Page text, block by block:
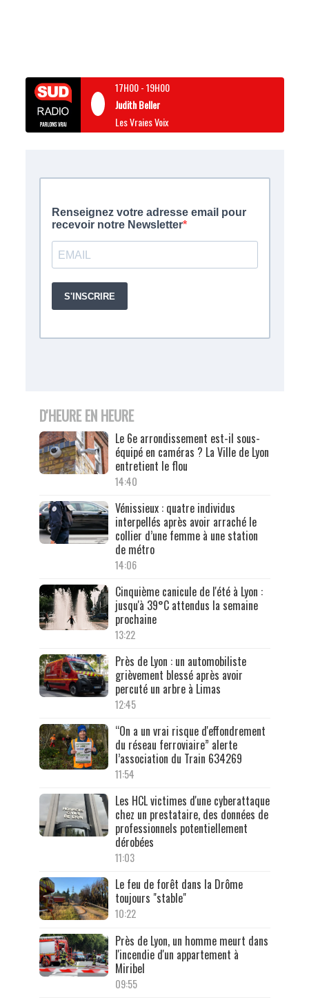
17H00-19H00
Judith Beller
Les Vraies Voix
D'HEURE EN HEURE
Le 6e arrondissement est-il sous-
équipé en caméras ? La Ville de Lyon
entretient le flou
14:40
Vénissieux : quatre individus
interpellés après avoir arraché le
collier d’une femme à une station
de métro
14:06
Cinquième canicule de l'été à Lyon :
jusqu'à 39°C attendus la semaine
prochaine
13:22
Près de Lyon : un automobiliste
grièvement blessé après avoir
percuté un arbre à Limas
12:45
“On a un vrai risque d'effondrement
du réseau ferroviaire” alerte
l’association du Train 634269
11:54
Les HCL victimes d'une cyberattaque
chez un prestataire, des données de
professionnels potentiellement
dérobées
11:03
Le feu de forêt dans la Drôme
toujours "stable"
10:22
Près de Lyon, un homme meurt dans
l'incendie d'un appartement à
Miribel
09:55